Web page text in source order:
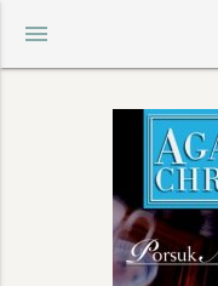
menu